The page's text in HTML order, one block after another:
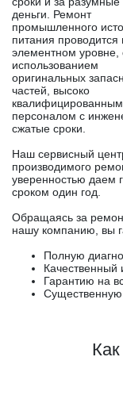
деньги. Ремонт
промышленного
питания проводится
элементном уровне,
использованием
оригинальных
частей, высоко
квалифицированным
персоналом с
сжатые сроки.
Наш сервисный
производимого
уверенностью даем
сроком один год.
Обращаясь за
нашу компанию, вы
Полную
Гарантию на
Существенную